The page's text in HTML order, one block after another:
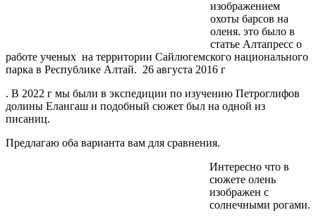
изображением
охоты барсов на
оленя. это было в
статье Алтапресс о
работе ученых на территории Сайлюгемского национального
парка в Республике Алтай. 26 августа 2016 г
. В 2022 г мы были в экспедиции по изучению Петроглифов
долины Елангаш и подобный сюжет был на одной из
писаниц.
Предлагаю оба варианта вам для сравнения.
Интересно что в
сюжете олень
изображен с
солнечными рогами.